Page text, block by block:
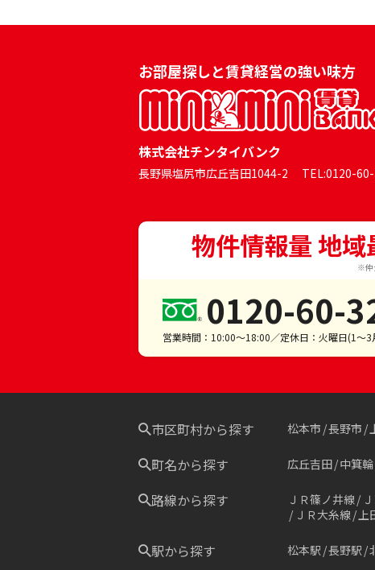
お部屋探しと賃貸経営の強い味方
株式会社チンタイバンク
長野県塩尻市広丘吉田1044-2 TEL:0120-
物件情報量 地
※仲
0120-60-
営業時間：10:00～18:00／定休日：火曜日(1～3
市区町村から探す 松本市 長野市
町名から探す 広丘吉田 中箕輪
路線から探す ＪＲ篠ノ井線
ＪＲ大糸線 上
駅から探す 松本駅 長野駅